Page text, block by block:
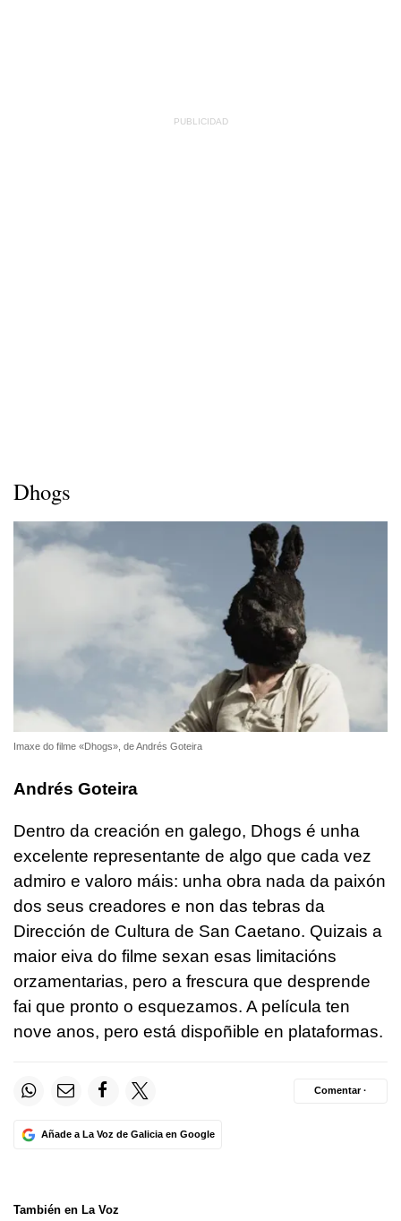
Dhogs
Imaxe do filme «Dhogs», de Andrés Goteira
Andrés Goteira
Dentro da creación en galego, Dhogs é unha
excelente representante de algo que cada vez
admiro e valoro máis: unha obra nada da paixón
dos seus creadores e non das tebras da
Dirección de Cultura de San Caetano. Quizais a
maior eiva do filme sexan esas limitacións
orzamentarias, pero a frescura que desprende
fai que pronto o esquezamos. A película ten
nove anos, pero está dispoñible en plataformas.
Añade a La Voz de Galicia en Google
Comentar ·
También en La Voz